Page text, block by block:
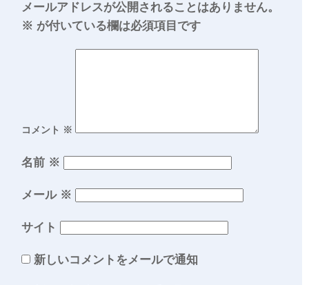
メールアドレスが公開されることはありません。
※ が付いている欄は必須項目です
コメント ※
名前 ※
メール ※
サイト
新しいコメントをメールで通知